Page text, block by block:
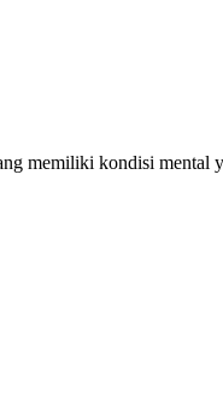
memiliki kondisi